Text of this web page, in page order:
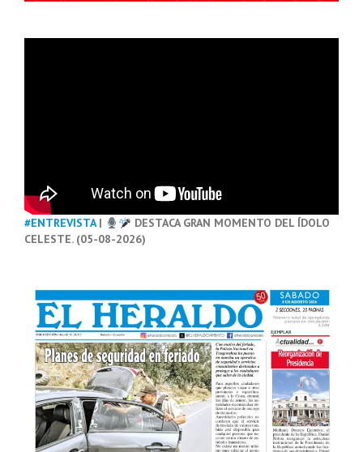
#ENTREVISTA|
DESTACA GRAN MOMENTO DEL ÍDOLO
CELESTE. (05-08-2026)